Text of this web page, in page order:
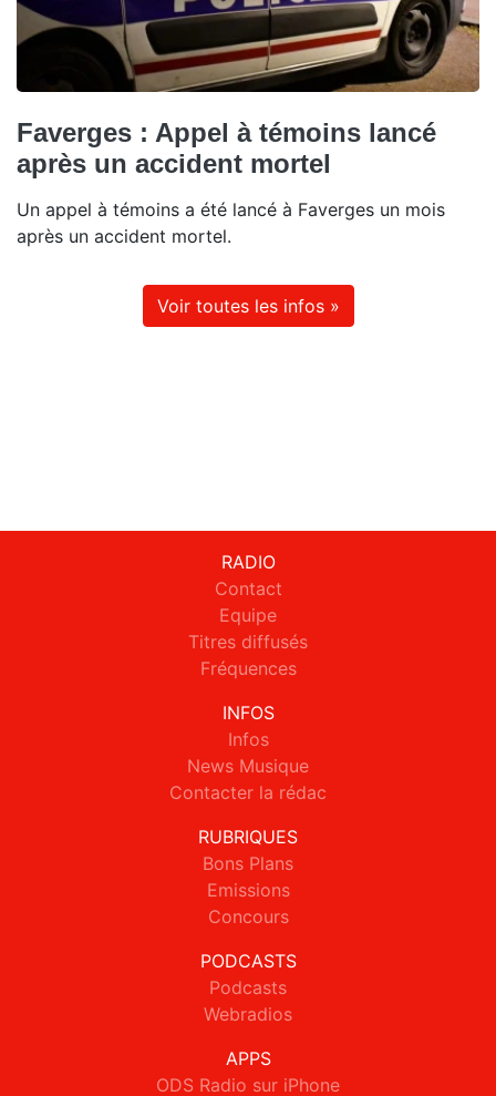
Faverges : Appel à témoins lancé
après un accident mortel
Un appel à témoins a été lancé à Faverges un mois
après un accident mortel.
Voir toutes les infos »
RADIO
Contact
Equipe
Titres diffusés
Fréquences
INFOS
Infos
News Musique
Contacter la rédac
RUBRIQUES
Bons Plans
Emissions
Concours
PODCASTS
Podcasts
Webradios
APPS
ODS Radio sur iPhone